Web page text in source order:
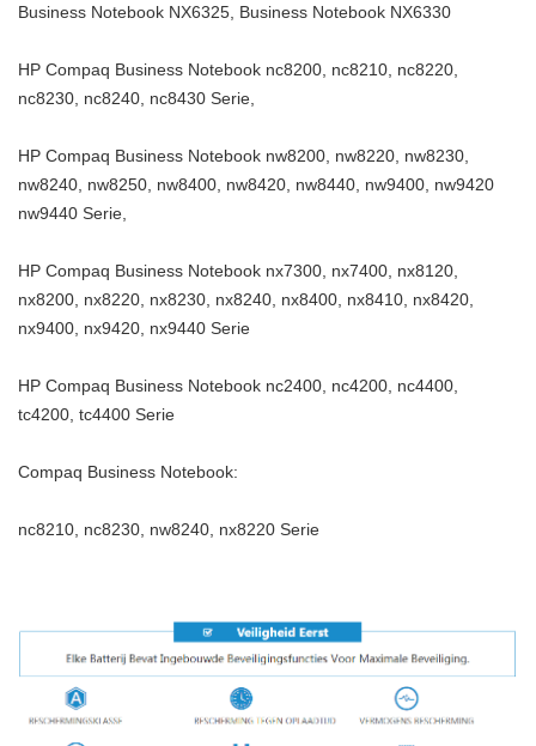
Business Notebook NX6325, Business Notebook NX6330
HP Compaq Business Notebook nc8200, nc8210, nc8220,
nc8230, nc8240, nc8430 Serie,
HP Compaq Business Notebook nw8200, nw8220, nw8230,
nw8240, nw8250, nw8400, nw8420, nw8440, nw9400, nw9420
nw9440 Serie,
HP Compaq Business Notebook nx7300, nx7400, nx8120,
nx8200, nx8220, nx8230, nx8240, nx8400, nx8410, nx8420,
nx9400, nx9420, nx9440 Serie
HP Compaq Business Notebook nc2400, nc4200, nc4400,
tc4200, tc4400 Serie
Compaq Business Notebook:
nc8210, nc8230, nw8240, nx8220 Serie